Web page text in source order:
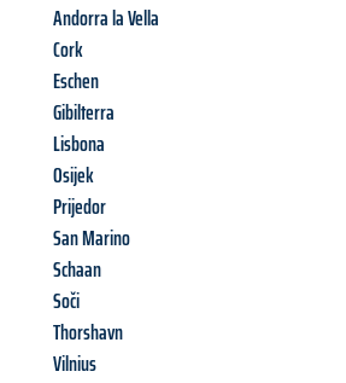
Andorra la Vella
Cork
Eschen
Gibilterra
Lisbona
Osijek
Prijedor
San Marino
Schaan
Soči
Thorshavn
Vilnius